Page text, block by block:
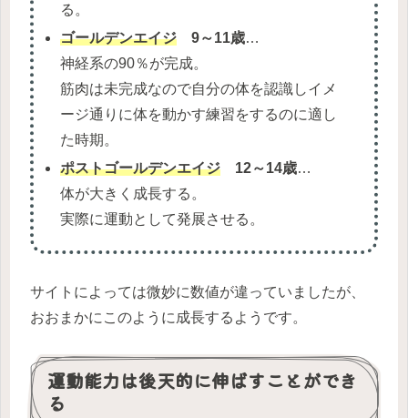
る。
ゴールデンエイジ 9～11歳…
神経系の90％が完成。
筋肉は未完成なので自分の体を認識しイメ
ージ通りに体を動かす練習をするのに適し
た時期。
ポストゴールデンエイジ 12～14歳…
体が大きく成長する。
実際に運動として発展させる。
サイトによっては微妙に数値が違っていましたが、
おおまかにこのように成長するようです。
運動能力は後天的に伸ばすことができ
る